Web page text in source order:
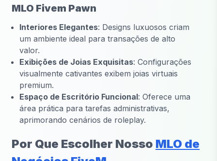
MLO Fivem Pawn
Interiores Elegantes: Designs luxuosos criam
um ambiente ideal para transações de alto
valor.
Exibições de Joias Exquisitas: Configurações
visualmente cativantes exibem joias virtuais
premium.
Espaço de Escritório Funcional: Oferece uma
área prática para tarefas administrativas,
aprimorando cenários de roleplay.
Por Que Escolher Nosso MLO de